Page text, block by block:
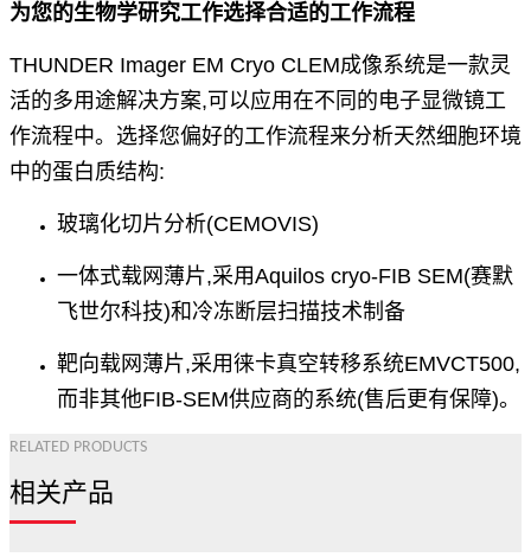
为您的生物学研究工作选择合适的工作流程
THUNDER Imager EM Cryo CLEM成像系统是一款灵
活的多用途解决方案,可以应用在不同的电子显微镜工
作流程中。选择您偏好的工作流程来分析天然细胞环境
中的蛋白质结构:
玻璃化切片分析(CEMOVIS)
一体式载网薄片,采用Aquilos cryo-FIB SEM(赛默
飞世尔科技)和冷冻断层扫描技术制备
靶向载网薄片,采用徕卡真空转移系统EMVCT500,
而非其他FIB-SEM供应商的系统(售后更有保障)。
RELATED PRODUCTS
相关产品